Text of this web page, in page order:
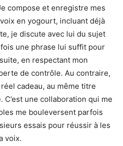
compose et enregistre mes
en yogourt, incluant déjà
je discute avec lui du sujet
une phrase lui suffit pour
en respectant mon
de contrôle. Au contraire,
cadeau, au même titre
C’est une collaboration qui me
me bouleversent parfois
essais pour réussir à les
voix.